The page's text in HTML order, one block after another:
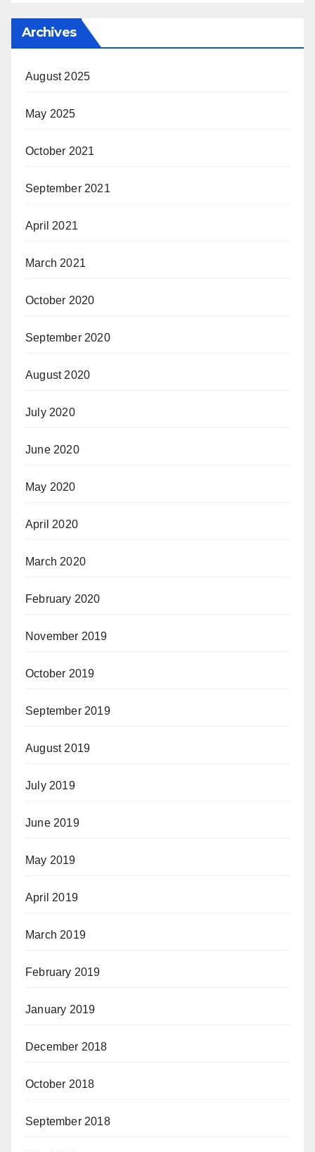
Archives
August 2025
May 2025
October 2021
September 2021
April 2021
March 2021
October 2020
September 2020
August 2020
July 2020
June 2020
May 2020
April 2020
March 2020
February 2020
November 2019
October 2019
September 2019
August 2019
July 2019
June 2019
May 2019
April 2019
March 2019
February 2019
January 2019
December 2018
October 2018
September 2018